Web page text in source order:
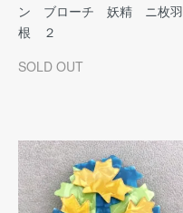
ン ブローチ 妖精 ニ枚羽
根 ２
SOLD OUT